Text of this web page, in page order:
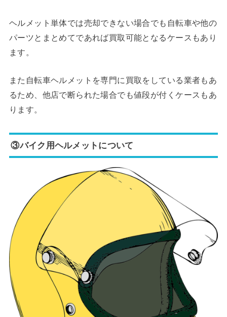
ヘルメット単体では売却できない場合でも自転車や他の
パーツとまとめてであれば買取可能となるケースもあり
ます。
また自転車ヘルメットを専門に買取をしている業者もあ
るため、他店で断られた場合でも値段が付くケースもあ
ります。
③バイク用ヘルメットについて